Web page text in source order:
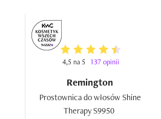
4,5 na 5 137 opinii
Remington
Prostownica do włosów Shine